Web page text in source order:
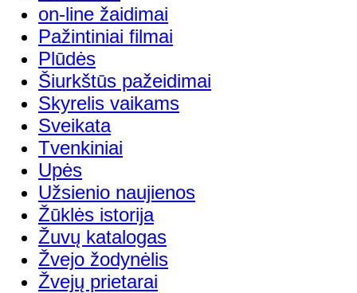
on-line žaidimai
Pažintiniai filmai
Plūdės
Šiurkštūs pažeidimai
Skyrelis vaikams
Sveikata
Tvenkiniai
Upės
Užsienio naujienos
Žūklės istorija
Žuvų katalogas
Žvejo žodynėlis
Žvejų prietarai